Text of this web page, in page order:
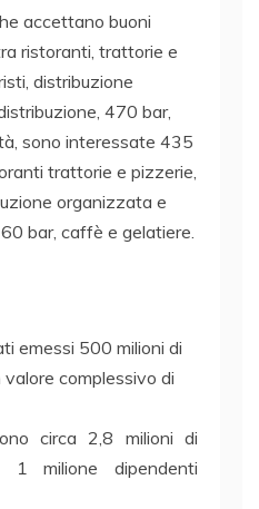
accettano buoni
ristoranti, trattorie e
distribuzione
470 bar,
sono interessate 435
trattorie e pizzerie,
organizzata e
bar, caffè e gelatiere.
emessi 500 milioni di
complessivo di
circa 2,8 milioni di
1 milione dipendenti